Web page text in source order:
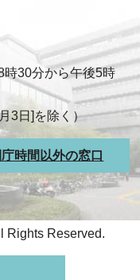
時30分から午後5時
3日]を除く）
庁時間以外の窓口
Rights Reserved.